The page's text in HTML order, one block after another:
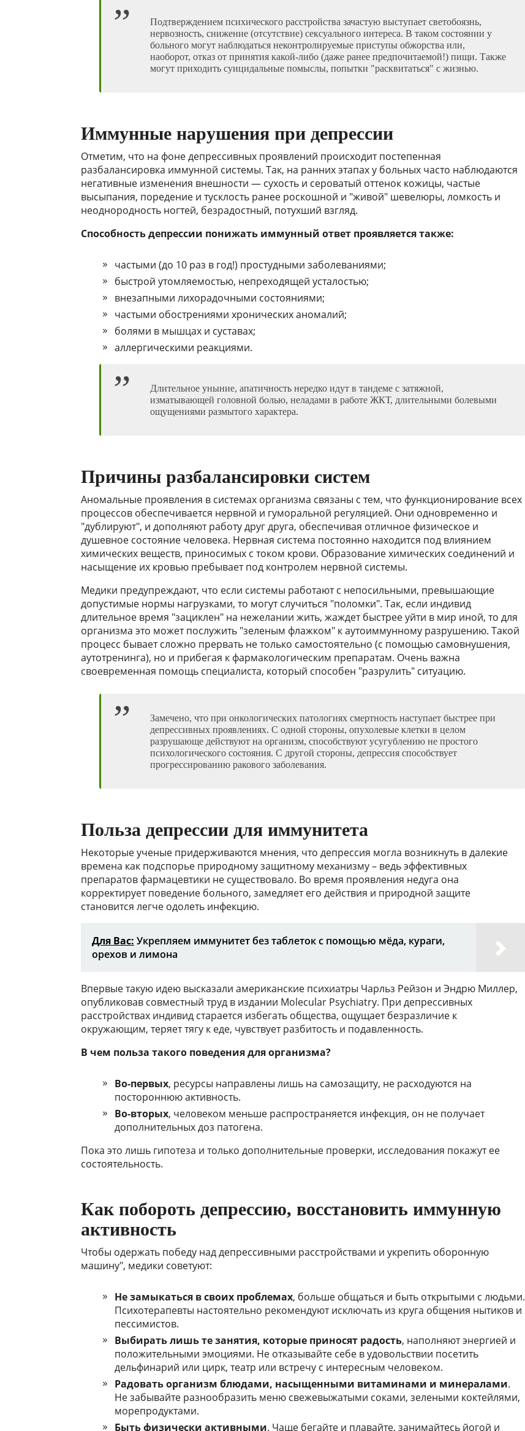
Подтверждением психического расстройства зачастую выступает светобоязнь,
нервозность, снижение (отсутствие) сексуального интереса. В таком состоянии у
больного могут наблюдаться неконтролируемые приступы обжорства или,
наоборот, отказ от принятия какой-либо (даже ранее предпочитаемой!) пищи. Также
могут приходить суицидальные помыслы, попытки "расквитаться" с жизнью.
Иммунные нарушения при депрессии
Отметим, что на фоне депрессивных проявлений происходит постепенная
разбалансировка иммунной системы. Так, на ранних этапах у больных часто наблюдаются
негативные изменения внешности — сухость и сероватый оттенок кожицы, частые
высыпания, поредение и тусклость ранее роскошной и "живой" шевелюры, ломкость и
неоднородность ногтей, безрадостный, потухший взгляд.
Способность депрессии понижать иммунный ответ проявляется также:
частыми (до 10 раз в год!) простудными заболеваниями;
быстрой утомляемостью, непреходящей усталостью;
внезапными лихорадочными состояниями;
частыми обострениями хронических аномалий;
болями в мышцах и суставах;
аллергическими реакциями.
Длительное уныние, апатичность нередко идут в тандеме с затяжной,
изматывающей головной болью, неладами в работе ЖКТ, длительными болевыми
ощущениями размытого характера.
Причины разбалансировки систем
Аномальные проявления в системах организма связаны с тем, что функционирование всех
процессов обеспечивается нервной и гуморальной регуляцией. Они одновременно и
"дублируют", и дополняют работу друг друга, обеспечивая отличное физическое и
душевное состояние человека. Нервная система постоянно находится под влиянием
химических веществ, приносимых с током крови. Образование химических соединений и
насыщение их кровью пребывает под контролем нервной системы.
Медики предупреждают, что если системы работают с непосильными, превышающие
допустимые нормы нагрузками, то могут случиться "поломки". Так, если индивид
длительное время "зациклен" на нежелании жить, жаждет быстрее уйти в мир иной, то для
организма это может послужить "зеленым флажком" к аутоиммунному разрушению. Такой
процесс бывает сложно прервать не только самостоятельно (с помощью самовнушения,
аутотренинга), но и прибегая к фармакологическим препаратам. Очень важна
своевременная помощь специалиста, который способен "разрулить" ситуацию.
Замечено, что при онкологических патологиях смертность наступает быстрее при
депрессивных проявлениях. С одной стороны, опухолевые клетки в целом
разрушающе действуют на организм, способствуют усугублению не простого
психологического состояния. С другой стороны, депрессия способствует
прогрессированию ракового заболевания.
Польза депрессии для иммунитета
Некоторые ученые придерживаются мнения, что депрессия могла возникнуть в далекие
времена как подспорье природному защитному механизму – ведь эффективных
препаратов фармацевтики не существовало. Во время проявления недуга она
корректирует поведение больного, замедляет его действия и природной защите
становится легче одолеть инфекцию.
Для Вас: Укрепляем иммунитет без таблеток с помощью мёда, кураги,
орехов и лимона
Впервые такую идею высказали американские психиатры Чарльз Рейзон и Эндрю Миллер,
опубликовав совместный труд в издании Molecular Psychiatry. При депрессивных
расстройствах индивид старается избегать общества, ощущает безразличие к
окружающим, теряет тягу к еде, чувствует разбитость и подавленность.
В чем польза такого поведения для организма?
Во-первых, ресурсы направлены лишь на самозащиту, не расходуются на
постороннюю активность.
Во-вторых, человеком меньше распространяется инфекция, он не получает
дополнительных доз патогена.
Пока это лишь гипотеза и только дополнительные проверки, исследования покажут ее
состоятельность.
Как побороть депрессию, восстановить иммунную
активность
Чтобы одержать победу над депрессивными расстройствами и укрепить оборонную
машину", медики советуют:
Не замыкаться в своих проблемах, больше общаться и быть открытыми с людьми.
Психотерапевты настоятельно рекомендуют исключать из круга общения нытиков и
пессимистов.
Выбирать лишь те занятия, которые приносят радость, наполняют энергией и
положительными эмоциями. Не отказывайте себе в удовольствии посетить
дельфинарий или цирк, театр или встречу с интересным человеком.
Радовать организм блюдами, насыщенными витаминами и минералами.
Не забывайте разнообразить меню свежевыжатыми соками, зелеными коктейлями,
морепродуктами.
Быть физически активными. Чаще бегайте и плавайте, занимайтесь йогой и